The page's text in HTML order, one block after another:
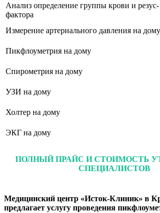
Анализ определение группы крови и резус-
фактора
Измерение артериального давления на дому
Пикфлоуметрия на дому
Спирометрия на дому
УЗИ на дому
Холтер на дому
ЭКГ на дому
ПОЛНЫЙ ПРАЙС И СТОИМОСТЬ
СПЕЦИАЛИСТОВ
Медицинский центр «Исток-Клиник» в
предлагает услугу проведения